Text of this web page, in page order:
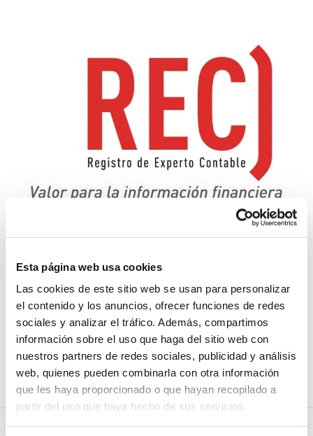
Esta página web usa cookies
Las cookies de este sitio web se usan para personalizar
el contenido y los anuncios, ofrecer funciones de redes
sociales y analizar el tráfico. Además, compartimos
información sobre el uso que haga del sitio web con
nuestros partners de redes sociales, publicidad y análisis
web, quienes pueden combinarla con otra información
que les haya proporcionado o que hayan recopilado a
partir del uso que haya hecho de sus servicios.
El Consejo General de Economistas ha informado de la
nueva convocatoria del examen de Experto Contable
(REC). El periodo de inscripción se ha establecido hasta
el 5 de marzo.
Cabe la posibilidad, como en ediciones anteriores, de que
la prueba pueda celebrarse en la sede del Colegio de
Economistas de Valencia entre otras.